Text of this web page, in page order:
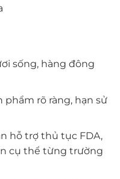
sống, hàng đông
phẩm rõ ràng, hạn sử
hỗ trợ thủ tục FDA,
cụ thể từng trường